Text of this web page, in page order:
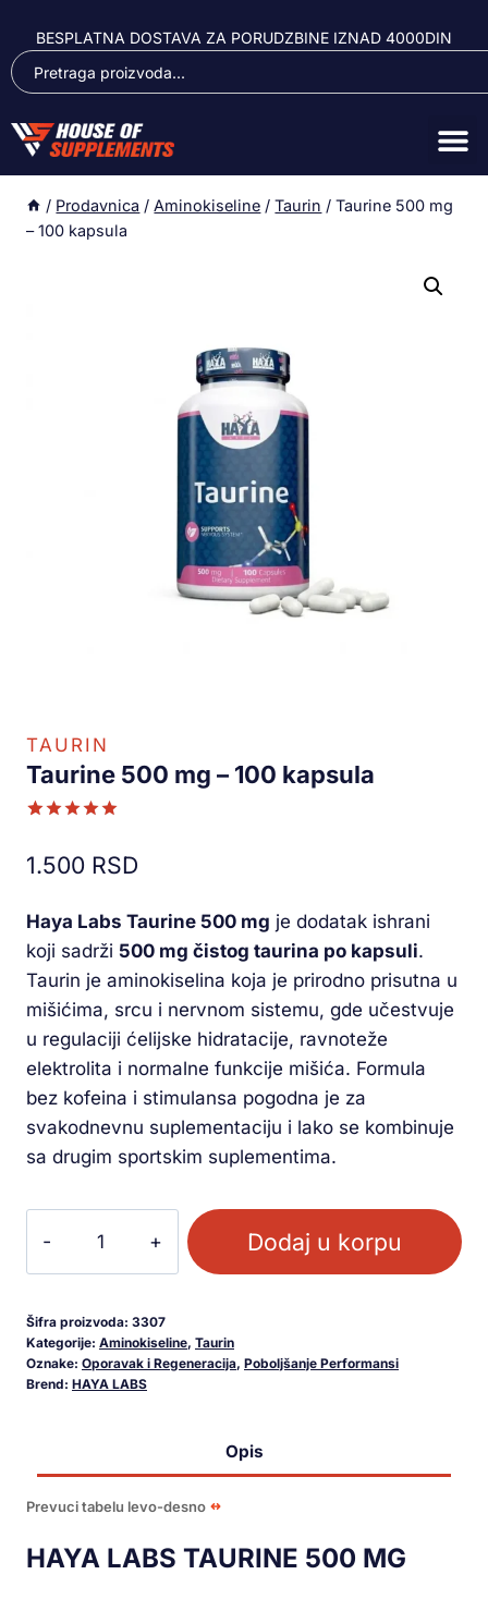
BESPLATNA DOSTAVA ZA PORUDZBINE IZNAD 4000DIN
/ Prodavnica / Aminokiseline / Taurin / Taurine 500 mg
– 100 kapsula
TAURIN
Taurine 500 mg – 100 kapsula
5.00od 5
na osnovu
kupca
1.500 RSD
Haya Labs Taurine 500 mg je dodatak ishrani
koji sadrži 500 mg čistog taurina po kapsuli.
Taurin je aminokiselina koja je prirodno prisutna u
mišićima, srcu i nervnom sistemu, gde učestvuje
u regulaciji ćelijske hidratacije, ravnoteže
elektrolita i normalne funkcije mišića. Formula
bez kofeina i stimulansa pogodna je za
svakodnevnu suplementaciju i lako se kombinuje
sa drugim sportskim suplementima.
Dodaj u korpu
Šifra proizvoda: 3307
Kategorije: Aminokiseline, Taurin
Oznake: Oporavak i Regeneracija, Poboljšanje Performansi
Brend: HAYA LABS
Opis
Prevuci tabelu levo-desno
HAYA LABS TAURINE 500 MG